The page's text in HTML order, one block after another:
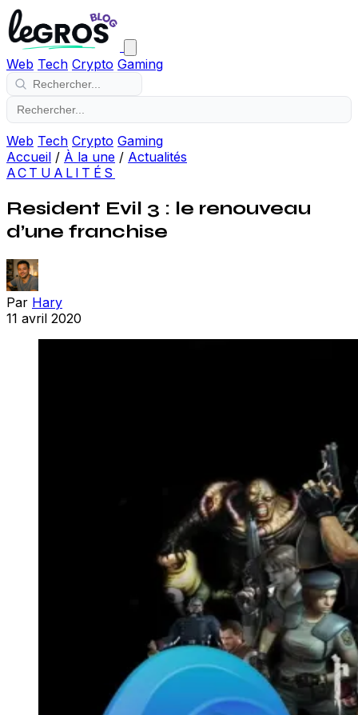
Web Tech Crypto Gaming
Web Tech Crypto Gaming
Accueil / À la une / Actualités
ACTUALITÉS
Resident Evil 3 : le renouveau
d’une franchise
Par Hary
11 avril 2020